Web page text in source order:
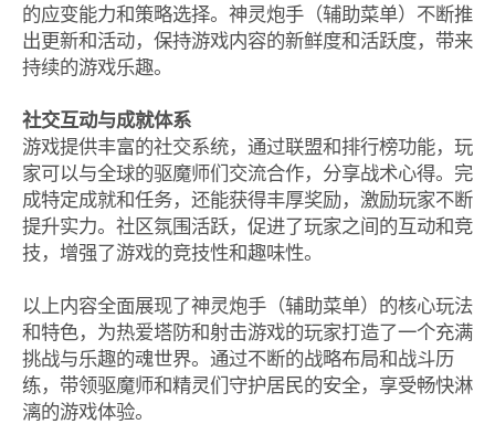
的应变能力和策略选择。神灵炮手（辅助菜单）不断推
出更新和活动，保持游戏内容的新鲜度和活跃度，带来
持续的游戏乐趣。
社交互动与成就体系
游戏提供丰富的社交系统，通过联盟和排行榜功能，玩
家可以与全球的驱魔师们交流合作，分享战术心得。完
成特定成就和任务，还能获得丰厚奖励，激励玩家不断
提升实力。社区氛围活跃，促进了玩家之间的互动和竞
技，增强了游戏的竞技性和趣味性。
以上内容全面展现了神灵炮手（辅助菜单）的核心玩法
和特色，为热爱塔防和射击游戏的玩家打造了一个充满
挑战与乐趣的魂世界。通过不断的战略布局和战斗历
练，带领驱魔师和精灵们守护居民的安全，享受畅快淋
漓的游戏体验。